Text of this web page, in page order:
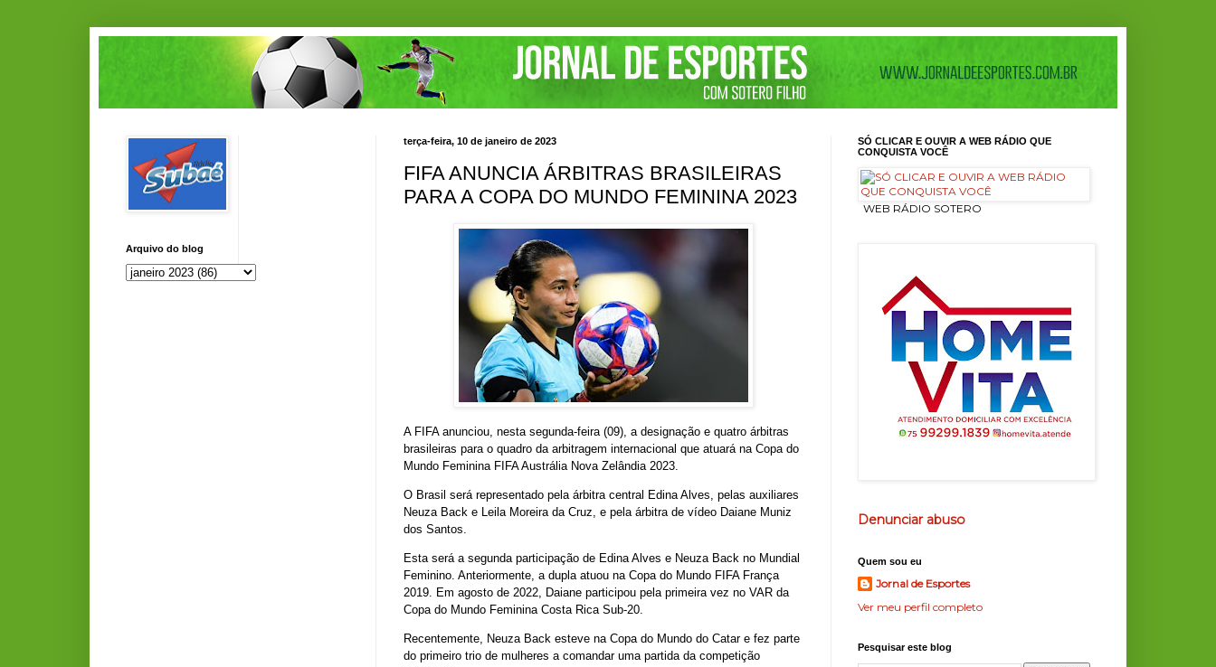
terça-feira, 10 de janeiro de 2023
FIFA ANUNCIA ÁRBITRAS BRASILEIRAS
PARA A COPA DO MUNDO FEMININA 2023
A FIFA anunciou, nesta segunda-feira (09), a designação e quatro árbitras
brasileiras para o quadro da arbitragem internacional que atuará na Copa do
Mundo Feminina FIFA Austrália Nova Zelândia 2023.
O Brasil será representado pela árbitra central Edina Alves, pelas auxiliares
Neuza Back e Leila Moreira da Cruz, e pela árbitra de vídeo Daiane Muniz
dos Santos.
Esta será a segunda participação de Edina Alves e Neuza Back no Mundial
Feminino. Anteriormente, a dupla atuou na Copa do Mundo FIFA França
2019. Em agosto de 2022, Daiane participou pela primeira vez no VAR da
Copa do Mundo Feminina Costa Rica Sub-20.
Recentemente, Neuza Back esteve na Copa do Mundo do Catar e fez parte
do primeiro trio de mulheres a comandar uma partida da competição
Arquivo do blog
SÓ CLICAR E OUVIR A WEB RÁDIO QUE
CONQUISTA VOCÊ
ㅤ WEB RÁDIO SOTERO
Denunciar abuso
Quem sou eu
Jornal de Esportes
Ver meu perfil completo
Pesquisar este blog